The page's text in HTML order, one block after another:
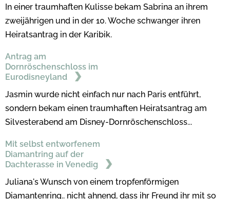
In einer traumhaften Kulisse bekam Sabrina an ihrem
zweijährigen und in der 10. Woche schwanger ihren
Heiratsantrag in der Karibik.
Antrag am
Dornröschenschloss im
Eurodisneyland
Jasmin wurde nicht einfach nur nach Paris entführt,
sondern bekam einen traumhaften Heiratsantrag am
Silvesterabend am Disney-Dornröschenschloss...
Mit selbst entworfenem
Diamantring auf der
Dachterasse in Venedig
Juliana's Wunsch von einem tropfenförmigen
Diamantenring.. nicht ahnend, dass ihr Freund ihr mit so